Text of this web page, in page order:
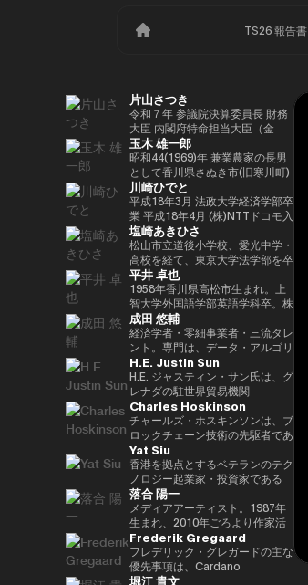
TS26 報告書
片山さつき
令和７年 参議院決算委員長 財務
大臣 内閣府特命担当大臣（金
融） 租税特別措置・補助金見直
し担当 （高市内閣）
玉木 雄一郎
昭和44(1969)年 兼業農家の長男
として香川県さぬき市(旧寒川町)
に生まれる 昭和63(1988)年 高松
高校卒業 平成5(1993)年 東京大
学法学部卒業、同年大蔵省入省
※1 平成9(1997)年 米国ハーバー
ド大学大学院(ケネディースクー
ル)修了 平成17(2005)年 財務省を
退職し、第44回衆院選に立候
補。70,177票を得るも惜敗 平成
21(2009)年 4年間の浪人生活を経
て、第45回衆院選で109,863票を
得て初当選 平成24(2012)年 第46
回衆院選で79,153票を得て2期目
当選 平成26(2014)年 第47回衆院
選で78,797票を得て3期目当選 平
成28(2016)年 民進党代表選に出
馬。党幹事長代理を拝命 平成
29(2017)年 第48回衆院選で
82,345票を得て4期目当選(希望
の党公認、香川2区) 希望の党共
同代表選に出馬。希望の党代表
(11月〜) 平成30(2018)年 国民民
主党共同代表(5月~9月) 国民民主
党代表(9月~) 令和2(2020)年 分党
を経て新国民民主党設立、代表に
就任(9月) 令和3(2021)年 第49回
衆院選で94,530票を得て5期目当
選 令和6(2024)年 第50回衆院選
で89,899票を得て6期目当選
川崎ひでと
平成18年3月 法政大学経済学部卒
業 平成18年4月 (株)NTTドコモ入
社 平成29年8月 衆議院議員川崎
二郎秘書 令和3年10月 第49回衆
議院議員総選挙において初当選
令和6年10月 第50回衆議院議員
総選挙において2期目の当選 令和
6年11月 総務大臣政務官（第二次
石破内閣） 令和7年10月 デジタ
ル大臣政務官、内閣府大臣政務官
（第1次高市内閣） 令和8年2月
デジタル大臣政務官、内閣府大臣
政務官（第2次高市内閣）
塩崎あきひさ
松山市立道後小学校、愛光中学・
高校を経て、東京大学法学部を卒
業後、長島・大野・常松法律事務
所のパートナー弁護士。 2021
年、衆議院総選挙（愛媛1区）に
て初当選。元厚労大臣政務官。党
内では、副幹事長を経験した後、
国会対策副委員長に就任。インテ
リジェンス戦略本部、科学技術イ
ノベーション戦略本部、AI・
Web3小委員会の各事務局長。
平井 卓也
1958年香川県高松市生まれ。上
智大学外国語学部英語学科卒。株
式会社電通、西日本放送代表取締
役社長等を経て、2000年、第42
回衆議院選挙で初当選。以来、連
続10回当選。自民党経産・総務
部会長、政務調査会副会長、内閣
府（IT担当）大臣政務官、国土交
通副大臣、内閣常任委員長等を歴
任し、自民党IT戦略特命委員会委
員長として、自民党のIT政策を主
導。平成30年10月第4次安倍改造
内閣にてIT担当大臣、内閣府特命
担当(科学技術・知的財産戦略・
クールジャパン戦略・宇宙政策)
大臣就任。令和2年菅内閣にてデ
ジタル改革担当大臣就任。令和3
年初代デジタル大臣就任。現在、
デジタル社会推進本部長。
成田 悠輔
経済学者・零細事業者・三流タレ
ント。専門は、データ・アルゴリ
ズム・ポエム・思想を組み合わせ
たビジネスと公共政策の想像とデ
ザイン。多分野の学術誌・学会に
研究を発表、多くの企業や自治体
と共同事業を行う。報道・討論・
お笑い・アート・ファッションな
ど多様な動画や雑誌の企画や出演
にも関わる。著書『22世紀の資
本主義：やがてお金は絶滅する』
『22世紀の民主主義：選挙はア
ルゴリズムになり、政治家はネコ
になる』、番組「成田悠輔と愛す
べき非生産性の世界」「夜明け前
のPLAYERS」「成田悠輔の聞か
れちゃいけない話」「walk」
「書く気がおきない」など。
H.E. Justin Sun
H.E. ジャスティン・サン氏は、グ
レナダの駐世界貿易機関
（WTO）大使および元常駐代表
であり、世界をリードするブロッ
クチェーンおよびDAOである
TRON の創設者、さらに世界最
大級の暗号資産取引所の一つ
HTX のアドバイザーを務めてい
ます。 アリババ創業者ジャッ
ク・マー氏の薫陶を受けた人物と
しても知られ、2025年4月には、
グローバルなデジタル資産業界で
最も著名かつ影響力のある人物の
一人として Forbes誌 の表紙を飾
りました。 また、Forbes「30
Charles Hoskinson
チャールズ・ホスキンソンは、ブ
ロックチェーン技術の先駆者であ
り、分散型プラットフォーム「カ
ルダノ（Cardano）」の創設者
です。元々はイーサリアムの共同
創設者の一人でもあり、数理論理
学と暗号学に強い背景を持ってい
ます。カルダノは学術的な研究と
ピアレビューに基づいて開発され
たことが特徴で、金融包摂とスマ
ートコントラクトの普及を目指し
ています。現在はInput Output
Yat Siu
香港を拠点とするベテランのテク
ノロジー起業家・投資家である
Yat Siu氏は、Animoca Brands
の共同創業者兼エグゼクティブ・
チェアマンです。Animoca
Brandsは、世界的なブロックチ
ェーンおよびゲーム分野のリーダ
ー企業であり、世界中のゲーマー
やインターネット利用者にデジタ
落合 陽一
メディアアーティスト。1987年
生まれ、2010年ごろより作家活
動を始める。境界領域における物
化や変換、質量への憧憬をモチー
フに作品を展開。筑波大学/東京
大学准教授、2025年日本国際博
Frederik Gregaard
フレデリック・グレガードの主な
優先事項は、Cardano
Foundation における導入戦略を
堀江 貴文